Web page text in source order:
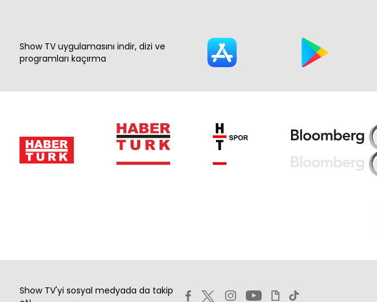
Show TV uygulamasını indir, dizi ve
programları kaçırma
Show TV'yi sosyal medyada da takip